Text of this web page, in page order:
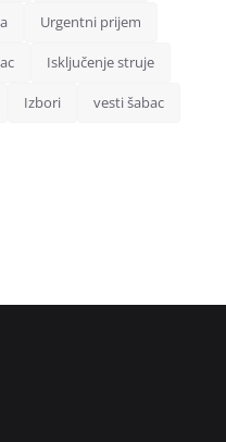
Urgentni prijem
Isključenje struje
Izbori vesti šabac